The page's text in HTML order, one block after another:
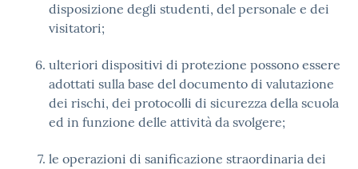
disposizione degli studenti, del personale e dei
visitatori;
ulteriori dispositivi di protezione possono essere
adottati sulla base del documento di valutazione
dei rischi, dei protocolli di sicurezza della scuola
ed in funzione delle attività da svolgere;
le operazioni di sanificazione straordinaria dei